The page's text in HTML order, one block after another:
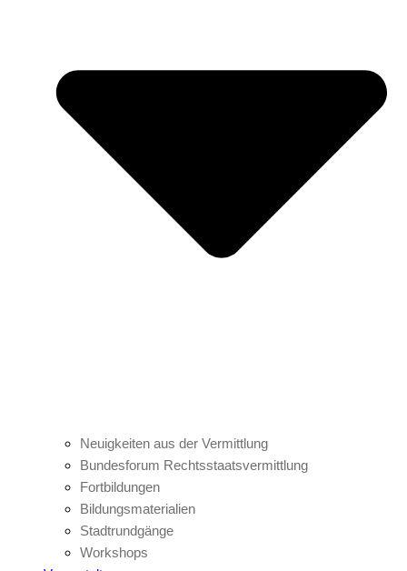
Neuigkeiten aus der Vermittlung
Bundesforum Rechtsstaatsvermittlung
Fortbildungen
Bildungsmaterialien
Stadtrundgänge
Workshops